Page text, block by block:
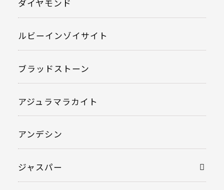
ダイヤモンド
ルビーインゾイサイト
ブラッドストーン
アジュラマラカイト
アンデシン
ジャスパー